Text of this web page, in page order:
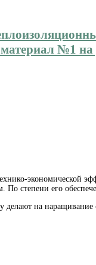
№1
экономической
его
делают на